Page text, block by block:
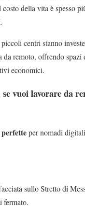
della vita è spesso
centri stanno
da remoto, offrendo
economici.
vuoi lavorare da
per nomadi
sullo Stretto di
fermato.